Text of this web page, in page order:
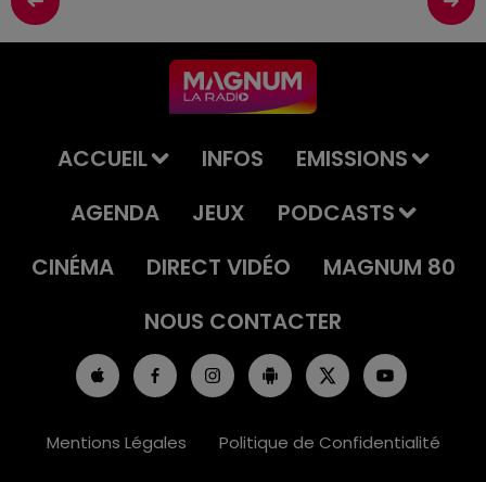
ACCUEIL INFOS
EMISSIONS
AGENDA
JEUX
PODCASTS
CINÉMA
DIRECT VIDÉO
MAGNUM 80
NOUS CONTACTER
Mentions Légales Politique de Confidentialité